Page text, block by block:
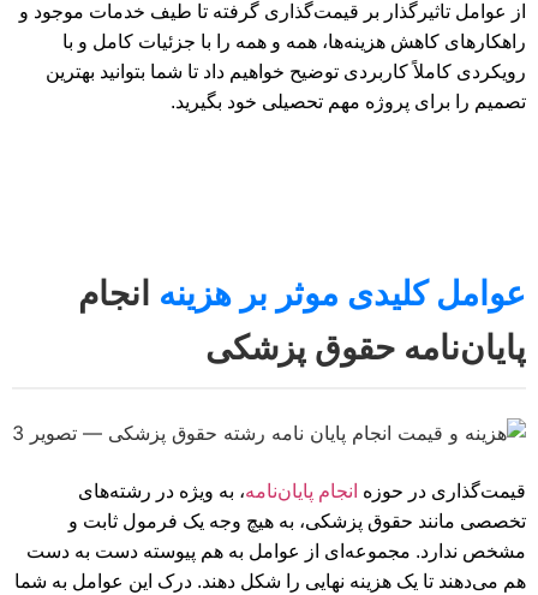
از عوامل تاثیرگذار بر قیمت‌گذاری گرفته تا طیف خدمات موجود و
راهکارهای کاهش هزینه‌ها، همه و همه را با جزئیات کامل و با
رویکردی کاملاً کاربردی توضیح خواهیم داد تا شما بتوانید بهترین
تصمیم را برای پروژه مهم تحصیلی خود بگیرید.
عوامل کلیدی موثر بر هزینه انجام
پایان‌نامه حقوق پزشکی
قیمت‌گذاری در حوزه انجام پایان‌نامه، به ویژه در رشته‌های
تخصصی مانند حقوق پزشکی، به هیچ وجه یک فرمول ثابت و
مشخص ندارد. مجموعه‌ای از عوامل به هم پیوسته دست به دست
هم می‌دهند تا یک هزینه نهایی را شکل دهند. درک این عوامل به شما